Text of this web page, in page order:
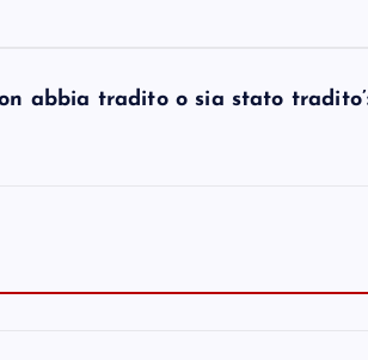
abbia tradito o sia stato